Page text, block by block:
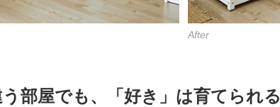
After
部屋でも、「好き」は育てられる